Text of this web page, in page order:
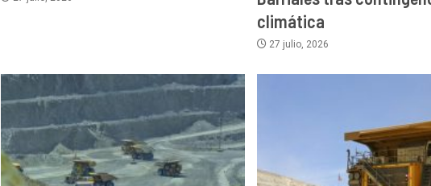
climática
27 julio, 2026